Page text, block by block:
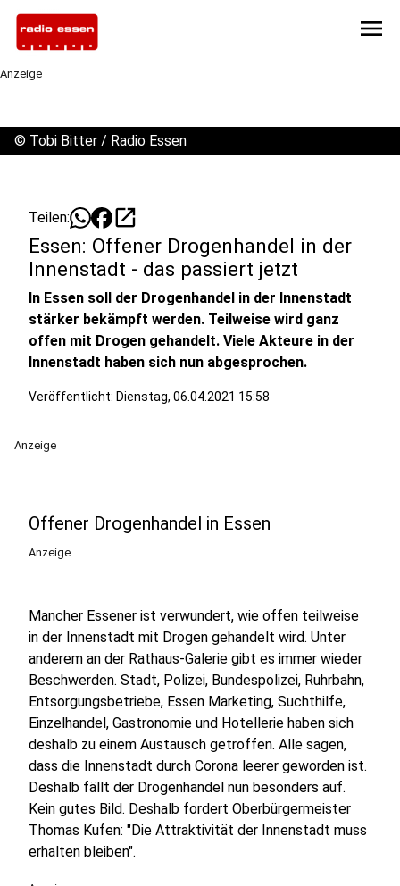
menu
Anzeige
© Tobi Bitter / Radio Essen
Teilen: open_in_new
Essen: Offener Drogenhandel in der
Innenstadt - das passiert jetzt
In Essen soll der Drogenhandel in der Innenstadt
stärker bekämpft werden. Teilweise wird ganz
offen mit Drogen gehandelt. Viele Akteure in der
Innenstadt haben sich nun abgesprochen.
Veröffentlicht: Dienstag, 06.04.2021 15:58
Anzeige
Offener Drogenhandel in Essen
Anzeige
Mancher Essener ist verwundert, wie offen teilweise
in der Innenstadt mit Drogen gehandelt wird. Unter
anderem an der Rathaus-Galerie gibt es immer wieder
Beschwerden. Stadt, Polizei, Bundespolizei, Ruhrbahn,
Entsorgungsbetriebe, Essen Marketing, Suchthilfe,
Einzelhandel, Gastronomie und Hotellerie haben sich
deshalb zu einem Austausch getroffen. Alle sagen,
dass die Innenstadt durch Corona leerer geworden ist.
Deshalb fällt der Drogenhandel nun besonders auf.
Kein gutes Bild. Deshalb fordert Oberbürgermeister
Thomas Kufen: "Die Attraktivität der Innenstadt muss
erhalten bleiben".